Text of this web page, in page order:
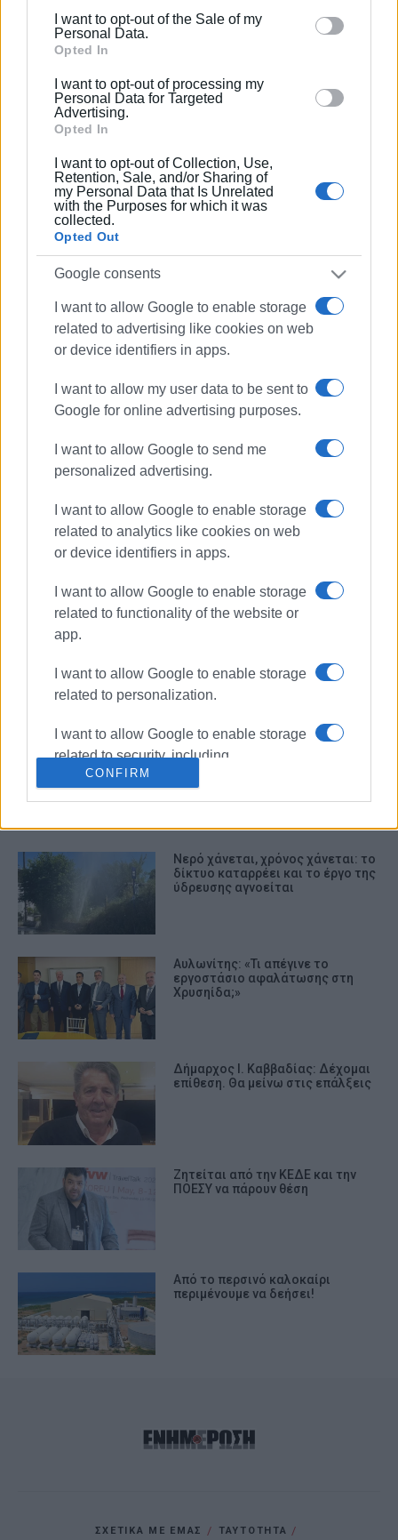
behaviour. You may click to grant or deny consent to
Google and its third-party tags to use your data for
section.
I want to opt-out of the Sale of my
Personal Data.
Opted In
I want to opt-out of processing my
Personal Data for Targeted
Advertising.
Opted In
I want to opt-out of Collection, Use,
Retention, Sale, and/or Sharing of
my Personal Data that Is Unrelated
with the Purposes for which it was
collected.
Opted Out
Google consents
I want to allow Google to enable storage
related to advertising like cookies on web
or device identifiers in apps.
I want to allow my user data to be sent to
Google for online advertising purposes.
I want to allow Google to send me
personalized advertising.
I want to allow Google to enable storage
related to analytics like cookies on web
or device identifiers in apps.
I want to allow Google to enable storage
related to functionality of the website or
app.
I want to allow Google to enable storage
related to personalization.
I want to allow Google to enable storage
related to security, including
authentication functionality and fraud
prevention, and other user protection.
CONFIRM
ΝΟΤΙΑ ΚΕΡΚΥΡΑ ΧΕΙΜΑΡΙΩΤΗΣ
Πότε επιτέλους θα ξεκινήσουν τα
έργα ύδρευσης;
ανεχόμαστε άλλο το μαρτύριο
της σταγόνας»
Μαίνεται ο πόλεμος για το νερό
Νερό χάνεται, χρόνος χάνεται: το
δίκτυο καταρρέει και το έργο της
ύδρευσης αγνοείται
Αυλωνίτης: «Τι απέγινε το
εργοστάσιο αφαλάτωσης στη
Χρυσηίδα;»
Δήμαρχος Ι. Καββαδίας: Δέχομαι
επίθεση. Θα μείνω στις επάλξεις
Ζητείται από την ΚΕΔΕ και την
ΠΟΕΣΥ να πάρουν θέση
Από το περσινό καλοκαίρι
περιμένουμε να δεήσει!
ΣΧΕΤΙΚΑ ΜΕ ΕΜΑΣ ΤΑΥΤΟΤΗΤΑ